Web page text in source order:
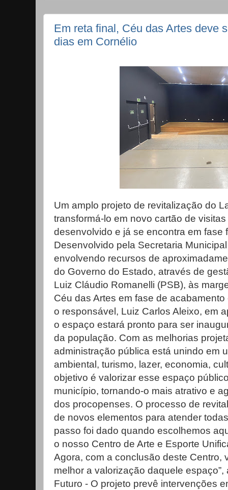
Em reta final, Céu das Artes deve
dias em Cornélio
Um amplo projeto de revitalização do
transformá-lo em novo cartão de
desenvolvido e já se encontra em fase
Desenvolvido pela Secretaria
envolvendo recursos de
do Governo do Estado, através de
Luiz Cláudio Romanelli (PSB), às
Céu das Artes em fase de
o responsável, Luiz Carlos Aleixo, em
o espaço estará pronto para ser
da população. Com as melhorias
administração pública está unindo em
ambiental, turismo, lazer, economia,
objetivo é valorizar esse espaço
município, tornando-o mais atrativo e
dos procopenses. O processo de
de novos elementos para atender
passo foi dado quando escolhemos
o nosso Centro de Arte e Esporte
Agora, com a conclusão deste Centro,
melhor a valorização daquele
Futuro - O projeto prevê intervenções